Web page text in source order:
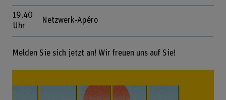
19.40
Uhr
Netzwerk-Apéro
Melden Sie sich jetzt an! Wir freuen uns auf Sie!